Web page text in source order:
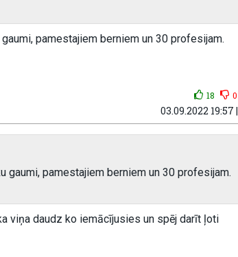
pamestajiem berniem un 30 profesijam.
18 0
03.09.2022 19:57 |
gaumi, pamestajiem berniem un 30 profesijam.
viņa daudz ko iemācījusies un spēj darīt ļoti